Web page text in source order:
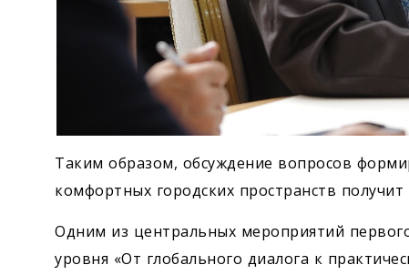
Таким образом, обсуждение вопросов
комфортных городских пространств
Одним из центральных мероприятий
уровня «От глобального диалога к